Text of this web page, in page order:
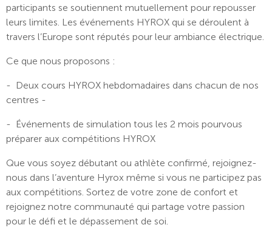
participants se soutiennent mutuellement pour repousser
leurs limites. Les événements HYROX qui se déroulent à
travers l’Europe sont réputés pour leur ambiance électrique.
Ce que nous proposons :
- Deux cours HYROX hebdomadaires dans chacun de nos
centres -
- Événements de simulation tous les 2 mois pourvous
préparer aux compétitions HYROX
Que vous soyez débutant ou athlète confirmé, rejoignez-
nous dans l’aventure Hyrox même si vous ne participez pas
aux compétitions. Sortez de votre zone de confort et
rejoignez notre communauté qui partage votre passion
pour le défi et le dépassement de soi.